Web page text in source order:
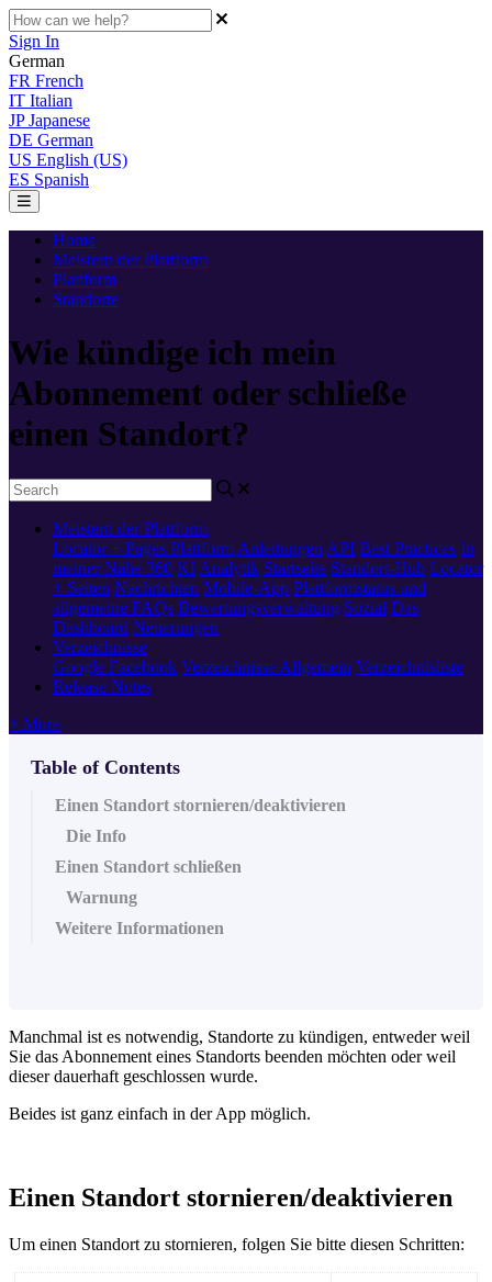
Sign In
German
FR French
IT Italian
JP Japanese
DE German
US English (US)
ES Spanish
Home
Meistern der Plattform
Plattform
Standorte
Wie kündige ich mein
Abonnement oder schließe
einen Standort?
Meistern der Plattform
Locator + Pages Plattform Anleitungen API Best Practices In
meiner Nähe 360 KI Analytik Startseite Standort-Hub Locator
+ Seiten Nachrichten Mobile-App Plattformstatus und
allgemeine FAQs Bewertungsverwaltung Sozial Das
Dashboard Neuerungen
Verzeichnisse
Google Facebook Verzeichnisse Allgemein Verzeichnisliste
Release Notes
+ More
Table of Contents
Einen Standort stornieren/deaktivieren
Die Info
Einen Standort schließen
Warnung
Weitere Informationen
Manchmal ist es notwendig, Standorte zu kündigen, entweder weil
Sie das Abonnement eines Standorts beenden möchten oder weil
dieser dauerhaft geschlossen wurde.
Beides ist ganz einfach in der App möglich.
Einen Standort stornieren/deaktivieren
Um einen Standort zu stornieren, folgen Sie bitte diesen Schritten: